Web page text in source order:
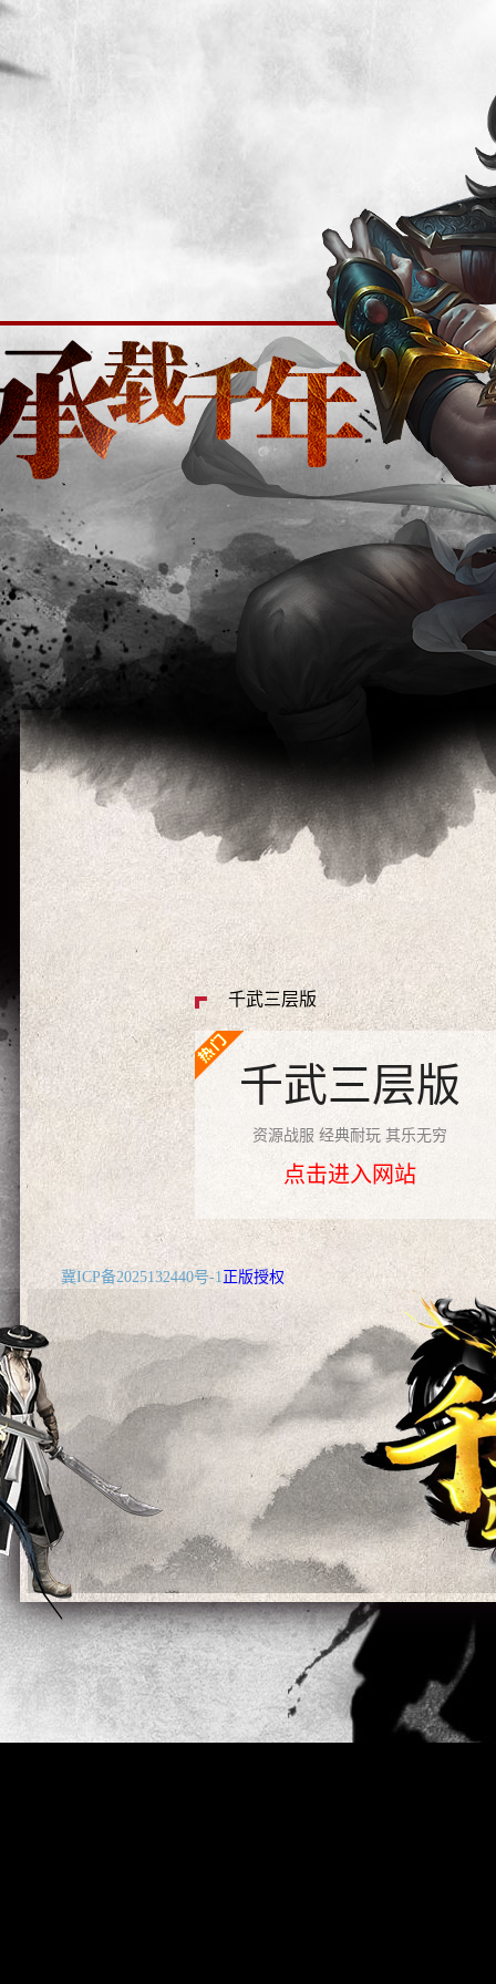
千武三层版
千武三层版
资源战服 经典耐玩 其乐无穷
点击进入网站
冀ICP备2025132440号-1 正版授权